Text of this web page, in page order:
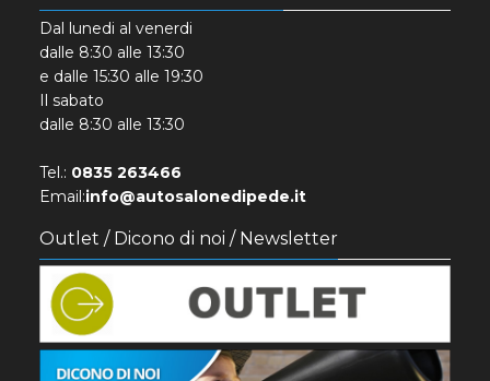
Dal lunedi al venerdi
dalle 8:30 alle 13:30
e dalle 15:30 alle 19:30
Il sabato
dalle 8:30 alle 13:30
Tel.: 0835 263466
Email:info@autosalonedipede.it
Outlet / Dicono di noi / Newsletter